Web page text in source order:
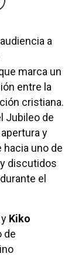
a
marca un
entre la
cristiana.
Jubileo de
y
uno de
discutidos
el
Kiko
de